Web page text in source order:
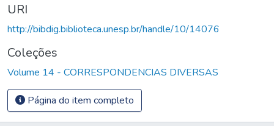
URI
http://bibdig.biblioteca.unesp.br/handle/10/14076
Coleções
Volume 14 - CORRESPONDENCIAS DIVERSAS
Página do item completo